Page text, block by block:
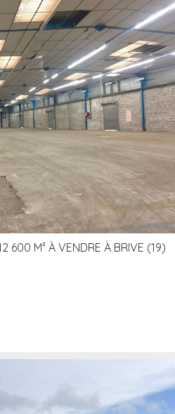
600 M² À VENDRE À BRIVE (19)